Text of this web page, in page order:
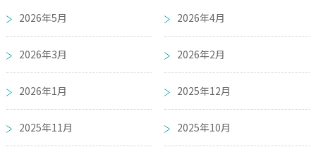
2026年5月 2026年4月
2026年3月 2026年2月
2026年1月 2025年12月
2025年11月 2025年10月